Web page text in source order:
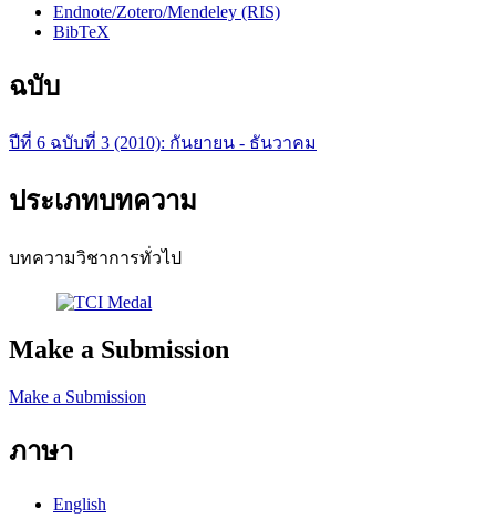
Endnote/Zotero/Mendeley (RIS)
BibTeX
ฉบับ
ปีที่ 6 ฉบับที่ 3 (2010): กันยายน - ธันวาคม
ประเภทบทความ
บทความวิชาการทั่วไป
Make a Submission
Make a Submission
ภาษา
English